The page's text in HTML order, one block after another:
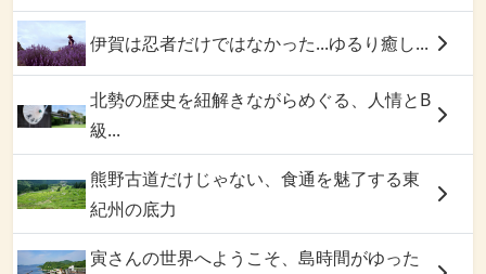
伊賀は忍者だけではなかった...ゆるり癒し...
北勢の歴史を紐解きながらめぐる、人情とB
級...
熊野古道だけじゃない、食通を魅了する東
紀州の底力
寅さんの世界へようこそ、島時間がゆった